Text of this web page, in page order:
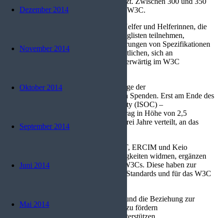
Dezember 2014
November 2014
Oktober 2014
September 2014
Juni 2014
Mai 2014
Organisationen sind derzeit Mitglied im W3C.
Hinzu kommen die vielen freiwilligen Helfer und Helferinnen, die
an den Diskussionsprozessen der Mailinglisten teilnehmen,
Empfehlungen übersetzen, Implementierungen von Spezifikationen
schreiben und als Open Source veröffentlichen, sich an
Arbeitsgruppen beteiligen oder sich anderwärtig im W3C
Das W3C finanziert sich über die Beiträge der
Mitgliedsorganisationen und freiwilligen Spenden. Erst am Ende des
Jahres 2009 bestätigte die Internet Society (ISOC) –
Dachorganisation der IETF – einen Betrag in Höhe von 2,5
Millionen US-Dollar, auf die nächsten drei Jahre verteilt, an das
W3C zu spenden.
Neben den drei Hostorganisationen MIT, ERCIM und Keio
University, die sich administrativen Tätigkeiten widmen, ergänzen
weltweit verteilte Büros die Arbeit des W3Cs. Diese haben zur
Aufgabe einerseits das Bewusstsein für Standards und für das W3C
Interessengruppen anzusprechen und die Beziehung zur
regionalen Politik und Wirtschaft zu fördern